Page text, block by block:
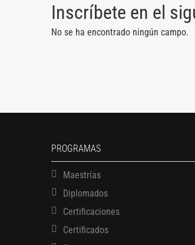
Inscríbete en el
No se ha encontrado ningún campo.
PROGRAMAS
Maestrías
Diplomados
Certificaciones
Certificados